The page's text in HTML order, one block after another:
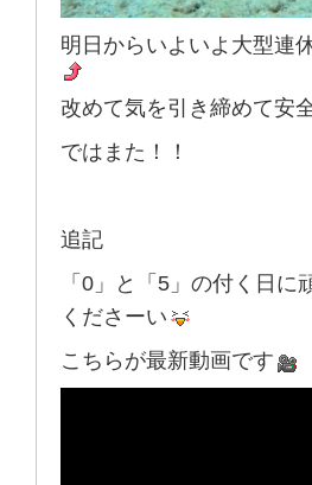
明日からいよいよ大型連
改めて気を引き締めて安
ではまた！！
追記
「0」と「5」の付く日に
くださーい
こちらが最新動画です